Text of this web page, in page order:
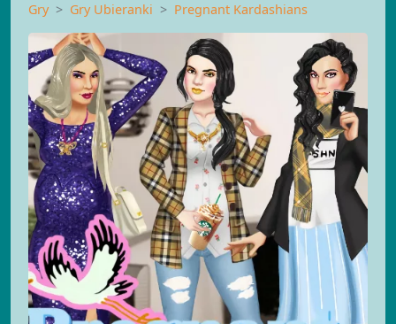
Gry Gry Ubieranki Pregnant Kardashians